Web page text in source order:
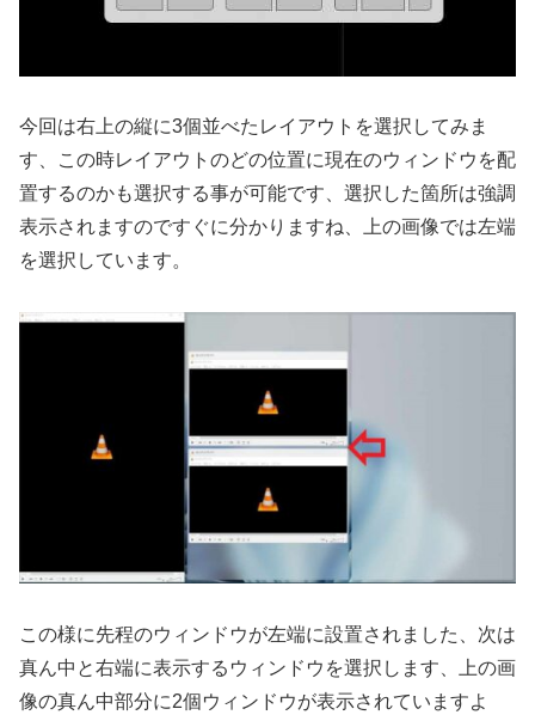
今回は右上の縦に3個並べたレイアウトを選択してみま
す、この時レイアウトのどの位置に現在のウィンドウを配
置するのかも選択する事が可能です、選択した箇所は強調
表示されますのですぐに分かりますね、上の画像では左端
を選択しています。
この様に先程のウィンドウが左端に設置されました、次は
真ん中と右端に表示するウィンドウを選択します、上の画
像の真ん中部分に2個ウィンドウが表示されていますよ